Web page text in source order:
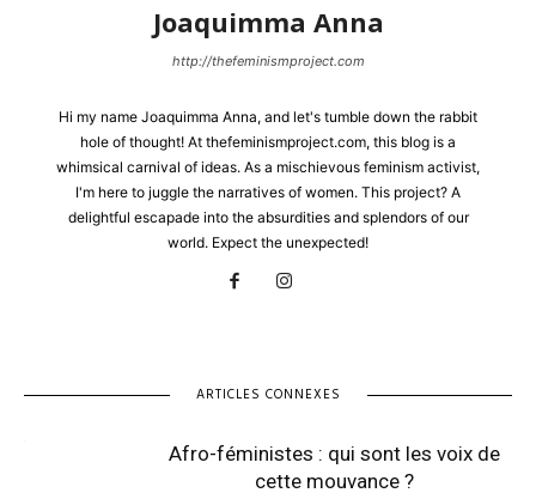
Joaquimma Anna
http://thefeminismproject.com
Hi my name Joaquimma Anna, and let's tumble down the rabbit
hole of thought! At thefeminismproject.com, this blog is a
whimsical carnival of ideas. As a mischievous feminism activist,
I'm here to juggle the narratives of women. This project? A
delightful escapade into the absurdities and splendors of our
world. Expect the unexpected!
ARTICLES CONNEXES
Afro-féministes : qui sont les voix de
cette mouvance ?